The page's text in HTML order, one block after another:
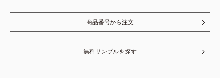
商品番号から注文
無料サンプルを探す